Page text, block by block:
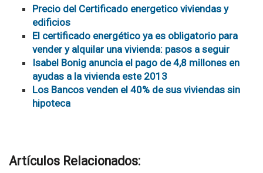
Precio del Certificado energetico viviendas y
edificios
El certificado energético ya es obligatorio para
vender y alquilar una vivienda: pasos a seguir
Isabel Bonig anuncia el pago de 4,8 millones en
ayudas a la vivienda este 2013
Los Bancos venden el 40% de sus viviendas sin
hipoteca
Artículos Relacionados: